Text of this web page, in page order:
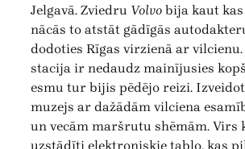
Jelgavā. Zviedru Volvo bija kaut
nācās to atstāt gādīgās
dodoties Rīgas virzienā ar vilcienu.
stacija ir nedaudz mainījusies
esmu tur bijis pēdējo reizi.
muzejs ar dažādām vilciena
un vecām maršrutu shēmām. Virs
uzstādīti elektroniskie tablo, kas